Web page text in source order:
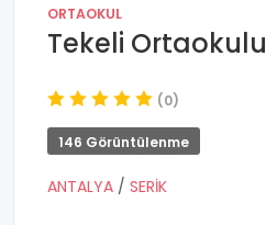
ORTAOKUL
Tekeli Ortaokulu
(0)
146 Görüntülenme
ANTALYA / SERİK